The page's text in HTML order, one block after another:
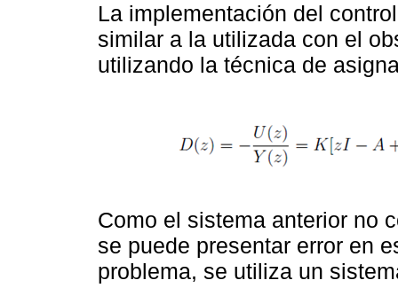
La implementación del
similar a la utilizada con el
utilizando la técnica de
Como el sistema anterior no
se puede presentar error en
problema, se utiliza un